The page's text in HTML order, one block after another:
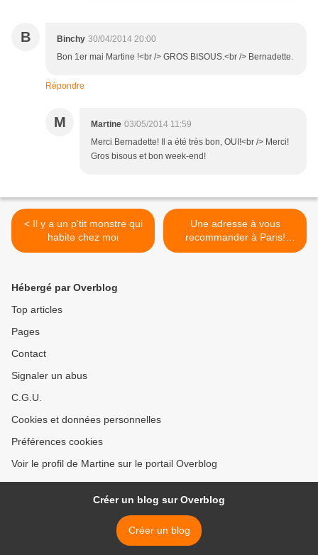
B Binchy 30/04/2014 20:00
Bon 1er mai Martine !<br /> GROS BISOUS.<br /> Bernadette.
Répondre
M Martine 03/05/2014 11:59
Merci Bernadette! Il a été très bon, OUI!<br /> Merci!
Gros bisous et bon week-end!
< Il y a un p'tit monstre qui
habite chez moi
Une adresse à vous
recommander à Paris!
Ambiance... >
Hébergé par Overblog
Top articles
Pages
Contact
Signaler un abus
C.G.U.
Cookies et données personnelles
Préférences cookies
Voir le profil de Martine sur le portail Overblog
Créer un blog sur Overblog
Créer un blog